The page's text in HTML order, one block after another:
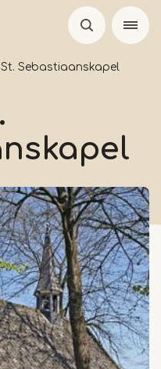
St. Sebastiaanskapel